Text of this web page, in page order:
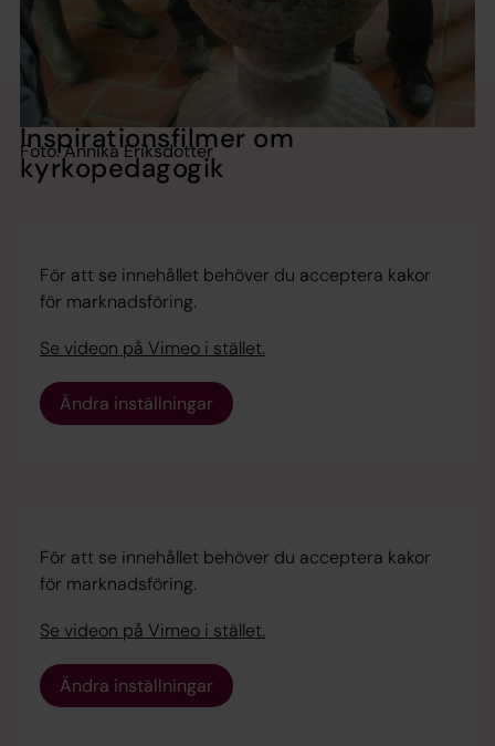
Foto: Annika Eriksdotter
Inspirationsfilmer om
kyrkopedagogik
För att se innehållet behöver du acceptera kakor
för marknadsföring.
Se videon på Vimeo i stället.
Ändra inställningar
För att se innehållet behöver du acceptera kakor
för marknadsföring.
Se videon på Vimeo i stället.
Ändra inställningar